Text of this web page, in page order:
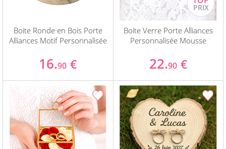
Boite Ronde en Bois Porte
Alliances Motif Personnalisée
16.90 €
Boite Verre Porte Alliances
Personnalisée Mousse
22.90 €